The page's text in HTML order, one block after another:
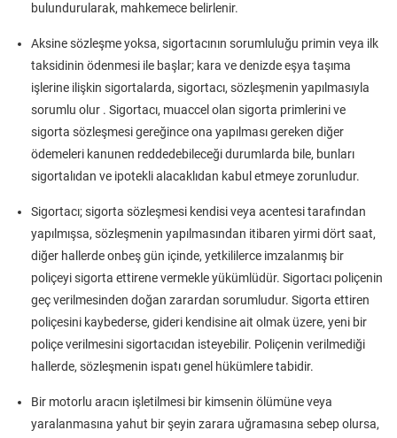
bulundurularak, mahkemece belirlenir.
Aksine sözleşme yoksa, sigortacının sorumluluğu primin veya ilk
taksidinin ödenmesi ile başlar; kara ve denizde eşya taşıma
işlerine ilişkin sigortalarda, sigortacı, sözleşmenin yapılmasıyla
sorumlu olur . Sigortacı, muaccel olan sigorta primlerini ve
sigorta sözleşmesi gereğince ona yapılması gereken diğer
ödemeleri kanunen reddedebileceği durumlarda bile, bunları
sigortalıdan ve ipotekli alacaklıdan kabul etmeye zorunludur.
Sigortacı; sigorta sözleşmesi kendisi veya acentesi tarafından
yapılmışsa, sözleşmenin yapılmasından itibaren yirmi dört saat,
diğer hallerde onbeş gün içinde, yetkililerce imzalanmış bir
poliçeyi sigorta ettirene vermekle yükümlüdür. Sigortacı poliçenin
geç verilmesinden doğan zarardan sorumludur. Sigorta ettiren
poliçesini kaybederse, gideri kendisine ait olmak üzere, yeni bir
poliçe verilmesini sigortacıdan isteyebilir. Poliçenin verilmediği
hallerde, sözleşmenin ispatı genel hükümlere tabidir.
Bir motorlu aracın işletilmesi bir kimsenin ölümüne veya
yaralanmasına yahut bir şeyin zarara uğramasına sebep olursa,